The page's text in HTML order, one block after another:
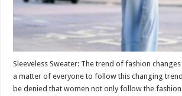
Sleeveless Sweater: The trend of fashion
a matter of everyone to follow this changing
be denied that women not only follow the